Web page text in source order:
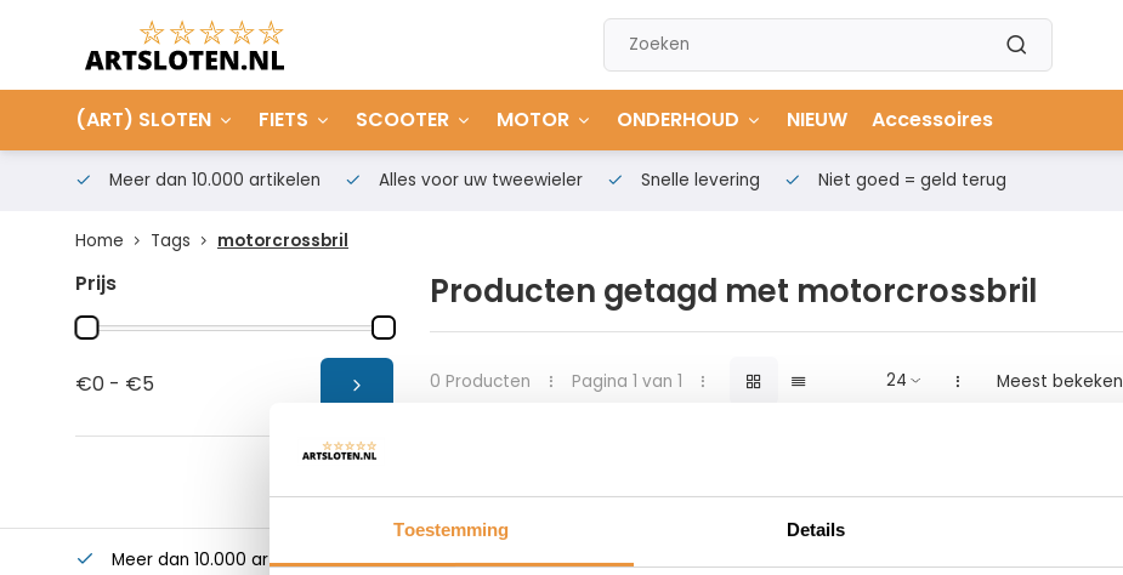
Toestemming Details
(ART) SLOTEN FIETS SCOOTER MOTOR ONDERHOUD NIEUW Accessoires
Meer dan 10.000 artikelen Alles voor uw tweewieler Snelle levering Niet goed = geld terug
Home Tags motorcrossbril
Prijs
€0 - €5
Producten getagd met motorcrossbril
0 Producten Pagina 1 van 1 Meest bekeken
Meer dan 10.000 artikelen Alles voor uw tweewieler